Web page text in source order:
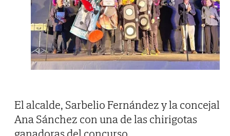
El alcalde, Sarbelio Fernández y la concejal
Ana Sánchez con una de las chirigotas